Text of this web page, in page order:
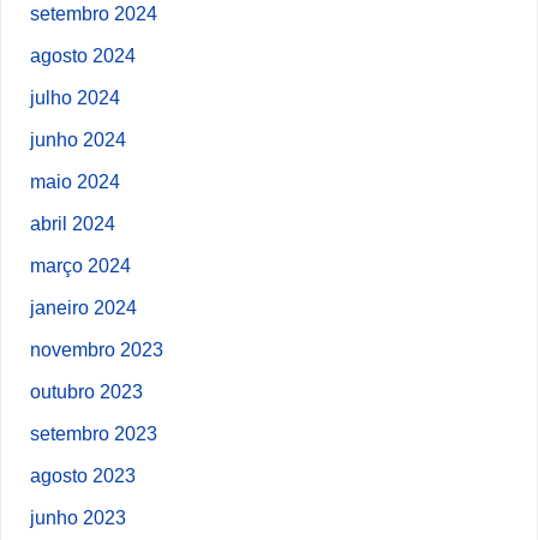
setembro 2024
agosto 2024
julho 2024
junho 2024
maio 2024
abril 2024
março 2024
janeiro 2024
novembro 2023
outubro 2023
setembro 2023
agosto 2023
junho 2023